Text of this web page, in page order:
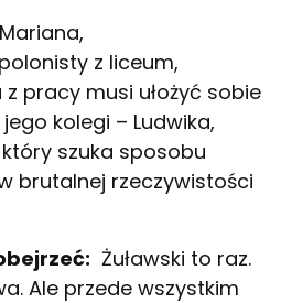
z liceum,
pracy musi ułożyć sobie
kolegi – Ludwika,
szuka sposobu
brutalnej rzeczywistości
Żuławski to raz.
Ale przede wszystkim